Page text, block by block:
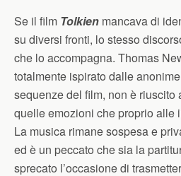
Se il film Tolkien mancava di
su diversi fronti, lo stesso
che lo accompagna. Thomas
totalmente ispirato dalle
sequenze del film, non è riuscito
quelle emozioni che proprio alle
La musica rimane sospesa e
ed è un peccato che sia la
sprecato l’occasione di